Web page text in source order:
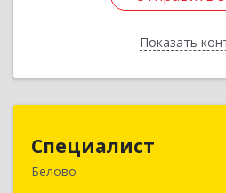
ПоказатьНазад
Специалист
Белово
Кемеровская обл,